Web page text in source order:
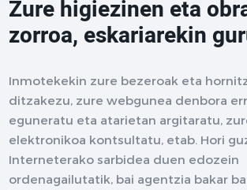
Zure higiezinen eta
zorroa, eskariarekin
Inmotekekin zure bezeroak eta
ditzakezu, zure webgunea denbora
eguneratu eta atarietan argitaratu,
elektronikoa kontsultatu, etab. Hori
Interneterako sarbidea duen edozein
ordenagailutatik, bai agentzia bakar